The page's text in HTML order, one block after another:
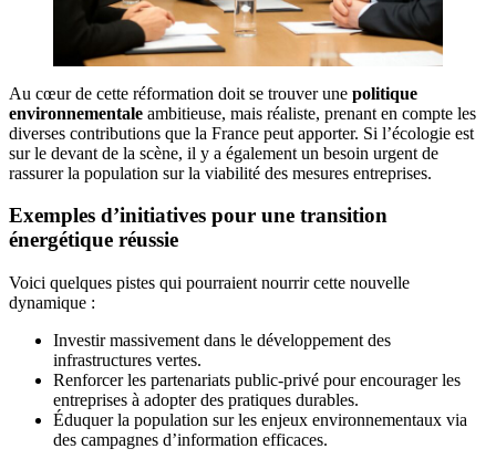
Au cœur de cette réformation doit se trouver une politique
environnementale ambitieuse, mais réaliste, prenant en compte les
diverses contributions que la France peut apporter. Si l’écologie est
sur le devant de la scène, il y a également un besoin urgent de
rassurer la population sur la viabilité des mesures entreprises.
Exemples d’initiatives pour une transition
énergétique réussie
Voici quelques pistes qui pourraient nourrir cette nouvelle
dynamique :
Investir massivement dans le développement des
infrastructures vertes.
Renforcer les partenariats public-privé pour encourager les
entreprises à adopter des pratiques durables.
Éduquer la population sur les enjeux environnementaux via
des campagnes d’information efficaces.